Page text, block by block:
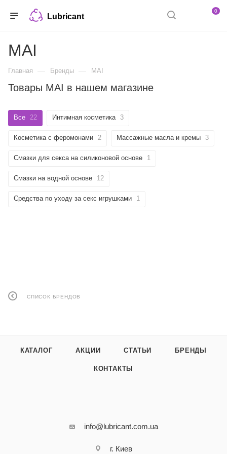
Lubricant
0
MAI
Главная — Бренды — MAI
Товары MAI в нашем магазине
Все 22 Интимная косметика 3
Косметика с феромонами 2 Массажные масла и кремы 3
Смазки для секса на силиконовой основе 1
Смазки на водной основе 12
Средства по уходу за секс игрушками 1
СПИСОК БРЕНДОВ
КАТАЛОГ АКЦИИ СТАТЬИ БРЕНДЫ
КОНТАКТЫ
info@lubricant.com.ua
г. Киев